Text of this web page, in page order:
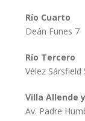
Río Cuarto
Deán Funes 7
Río Tercero
Vélez Sársfield
Villa Allende
Av. Padre